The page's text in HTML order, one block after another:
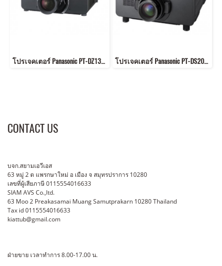
โปรเจคเตอร์ Panasonic PT-DZ13K 12,000 lumens 1900 x 1200 (WUXGA) Contrast ratio: 10000:1 โปรเจคเตอร์ Panasonic PT-DS20K 20000 lumen1400 x 1050 (SXGA+) Contrast ratio: 10000:1
CONTACT US
บจก.สยามเอวีเอส
63 หมู่ 2 ต แพรกษาใหม่ อ เมือง จ สมุทรปราการ 10280
เลขที่ผู้เสียภาษี 0115554016633
SIAM AVS Co.,ltd.
63 Moo 2 Preakasamai Muang Samutprakarn 10280 Thailand
Tax id 0115554016633
kiattub@gmail.com
ฝ่ายขาย เวลาทำการ 8.00-17.00 น.